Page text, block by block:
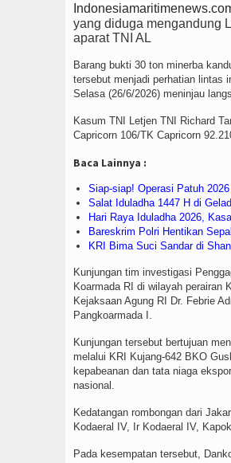
yang diduga mengandung
aparat TNI AL
Barang bukti 30 ton minerba
tersebut menjadi perhatian lintas
Selasa (26/6/2026) meninjau
Kasum TNI Letjen TNI Richard
Capricorn 106/TK Capricorn
Baca Lainnya :
Siap-siap! Operasi Patuh
Salat Iduladha 1447 H di
Hari Raya Iduladha 2026,
Bareskrim Polri Hentikan
KRI Bima Suci Sandar di
Kunjungan tim investigasi
Koarmada RI di wilayah perairan
Kejaksaan Agung RI Dr. Febrie
Pangkoarmada I.
Kunjungan tersebut bertujuan
melalui KRI Kujang-642 BKO
kepabeanan dan tata niaga
nasional.
Kedatangan rombongan dari
Kodaeral IV, Ir Kodaeral IV,
Pada kesempatan tersebut,